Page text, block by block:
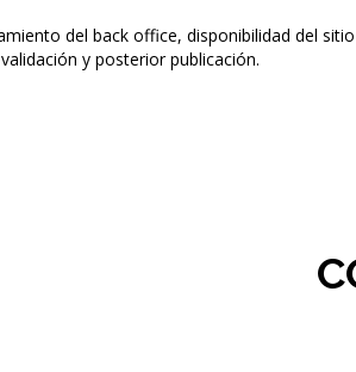
del back office, disponibilidad del
y posterior publicación.